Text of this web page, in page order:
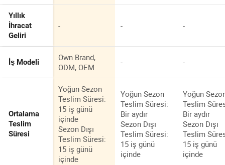
Yıllık
İhracat
Geliri
- - -
İş Modeli
Own Brand,
ODM, OEM
- -
Ortalama
Teslim
Süresi
Yoğun Sezon
Teslim Süresi:
15 iş günü
içinde
Sezon Dışı
Teslim Süresi:
15 iş günü
içinde
Yoğun Sezon
Teslim Süresi:
Bir aydır
Sezon Dışı
Teslim Süresi:
15 iş günü
içinde
Yoğun
Teslim
Bir aydır
Sezon Dışı
Teslim
15 iş günü
içinde